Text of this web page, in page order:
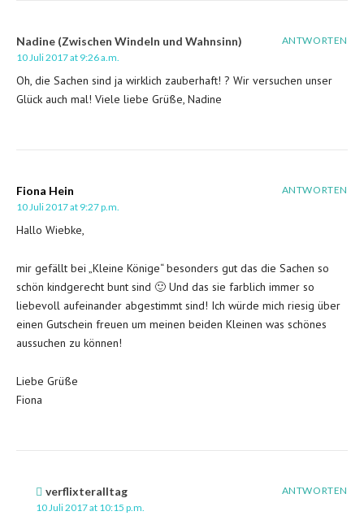
Nadine (Zwischen Windeln und Wahnsinn)
ANTWORTEN
10 Juli 2017 at 9:26 a.m.
Oh, die Sachen sind ja wirklich zauberhaft! ? Wir versuchen unser
Glück auch mal! Viele liebe Grüße, Nadine
Fiona Hein
ANTWORTEN
10 Juli 2017 at 9:27 p.m.
Hallo Wiebke,
mir gefällt bei „Kleine Könige“ besonders gut das die Sachen so
schön kindgerecht bunt sind 🙂 Und das sie farblich immer so
liebevoll aufeinander abgestimmt sind! Ich würde mich riesig über
einen Gutschein freuen um meinen beiden Kleinen was schönes
aussuchen zu können!
Liebe Grüße
Fiona
verflixteralltag
ANTWORTEN
10 Juli 2017 at 10:15 p.m.